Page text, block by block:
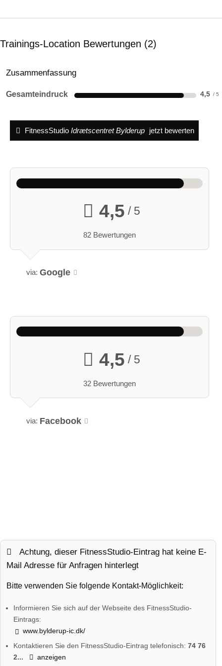
Trainings-Location Bewertungen 2
Zusammenfassung
Gesamteindruck 4,5
FitnessStudio Idrætscentret Bylderup jetzt bewerten
4,5 / 5
82 Bewertungen
via: Google
4,5 / 5
32 Bewertungen
via: Facebook
Achtung, dieser FitnessStudio-Eintrag hat keine E-
Mail Adresse für Anfragen hinterlegt
Bitte verwenden Sie folgende Kontakt-Möglichkeit:
Informieren Sie sich auf der Webseite des FitnessStudio-
Eintrags:
www.bylderup-ic.dk/
Kontaktieren Sie den FitnessStudio-Eintrag telefonisch:74 76
2...
anzeigen